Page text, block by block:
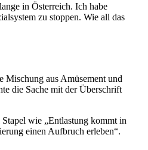
in Öster­reich. Ich habe
zu stoppen. Wie all das
Mischung aus Amüsement und
die Sache mit der Überschrift
wie „Entlastung kommt in
einen Aufbruch erleben“.